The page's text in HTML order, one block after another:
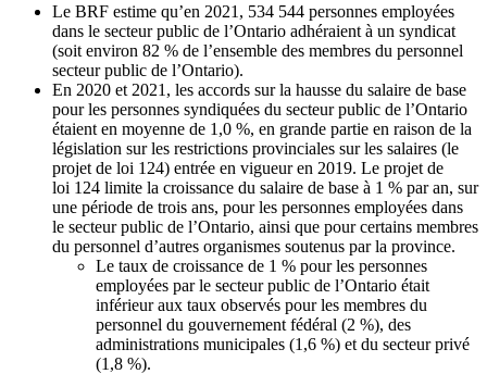
Le BRF estime qu’en 2021, 534 544 personnes employées
dans le secteur public de l’Ontario adhéraient à un syndicat
(soit environ 82 % de l’ensemble des membres du personnel
secteur public de l’Ontario).
En 2020 et 2021, les accords sur la hausse du salaire de base
pour les personnes syndiquées du secteur public de l’Ontario
étaient en moyenne de 1,0 %, en grande partie en raison de la
législation sur les restrictions provinciales sur les salaires (le
projet de loi 124) entrée en vigueur en 2019. Le projet de
loi 124 limite la croissance du salaire de base à 1 % par an, sur
une période de trois ans, pour les personnes employées dans
le secteur public de l’Ontario, ainsi que pour certains membres
du personnel d’autres organismes soutenus par la province.
Le taux de croissance de 1 % pour les personnes
employées par le secteur public de l’Ontario était
inférieur aux taux observés pour les membres du
personnel du gouvernement fédéral (2 %), des
administrations municipales (1,6 %) et du secteur privé
(1,8 %).